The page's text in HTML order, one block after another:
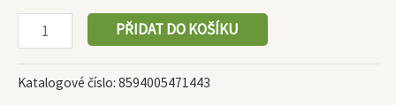
PŘIDAT DO KOŠÍKU
Katalogové číslo: 8594005471443